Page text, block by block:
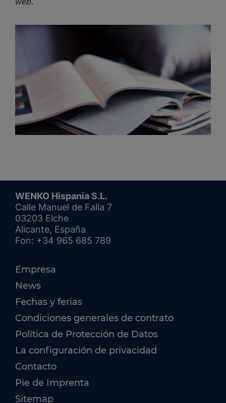
WENKO Hispania S.L.
Calle Manuel de Falla 7
03203 Elche
Alicante, España
Fon: +34 965 685 789
Empresa
News
Fechas y ferias
Condiciones generales de contrato
Política de Protección de Datos
La configuración de privacidad
Contacto
Pie de Imprenta
Sitemap